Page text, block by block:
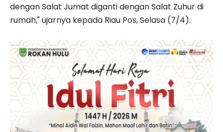
dengan Salat Jumat diganti dengan Salat Zuhur di
rumah," ujarnya kepada Riau Pos, Selasa (7/4).